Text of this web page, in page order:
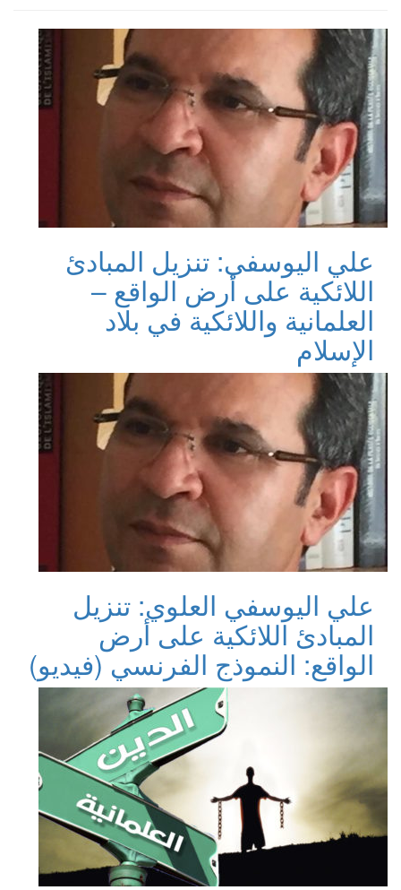
علي اليوسفي: تنزيل المبادئ
اللائكية على أرض الواقع –
العلمانية واللائكية في بلاد
الإسلام
علي اليوسفي العلوي: تنزيل
المبادئ اللائكية على أرض
الواقع: النموذج الفرنسي (فيديو)